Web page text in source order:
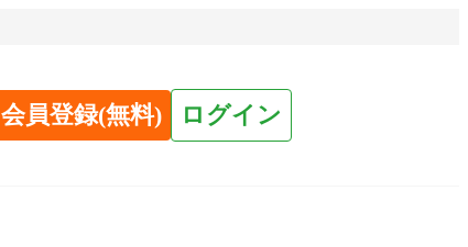
会員登録(無料) ログイン